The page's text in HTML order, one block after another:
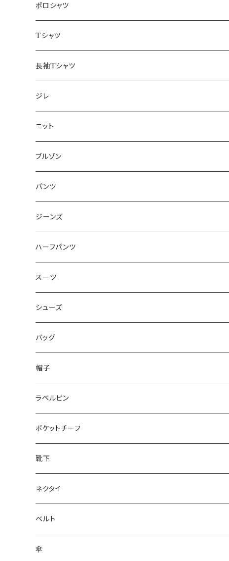
48/L
50/XL～
46/M
48/L
50/XL～
～44/S
46/M
48/L
50/XL～
ポロシャツ
～44/S
46/M
48/L
50/XL～
Tシャツ
～44/S
46/M
48/L
50/XL～
長袖Tシャツ
～44/S
46/M
48/L
50/XL～
ジレ
～44/S
46/M
48/L
50/XL～
ニット
～44/S
46/M
48/L
50/XL～
ブルゾン
～44/S
46/M
48/L
50/XL～
パンツ
～44/S
46/M
48/L
50/XL～
ジーンズ
～44/S
46/M
48/L
50/XL～
ハーフパンツ
～44/S
46/M
48/L
50/XL～
スーツ
～44/S
46/M
48/L
50/XL～
シューズ
～25.5cm
26cm～
27cm～
28cm～
バッグ
帽子
ラペルピン
ポケットチーフ
靴下
ネクタイ
ベルト
傘